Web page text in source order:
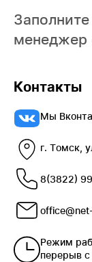
менеджер
Контакты
Мы
г. Томск,
8(3822)
Режим
перерыв